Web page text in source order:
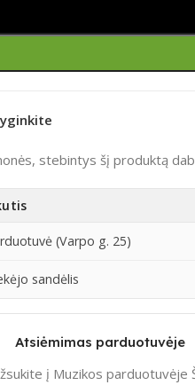
stebintys šį produktą
(Varpo g. 25)
sandėlis
Atsiėmimas parduotuvėje
į Muzikos parduotuvėje